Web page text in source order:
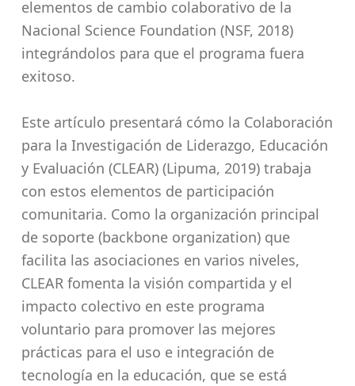
elementos de cambio colaborativo de la
Nacional Science Foundation (NSF, 2018)
integrándolos para que el programa fuera
exitoso.
Este artículo presentará cómo la Colaboración
para la Investigación de Liderazgo, Educación
y Evaluación (CLEAR) (Lipuma, 2019) trabaja
con estos elementos de participación
comunitaria. Como la organización principal
de soporte (backbone organization) que
facilita las asociaciones en varios niveles,
CLEAR fomenta la visión compartida y el
impacto colectivo en este programa
voluntario para promover las mejores
prácticas para el uso e integración de
tecnología en la educación, que se está